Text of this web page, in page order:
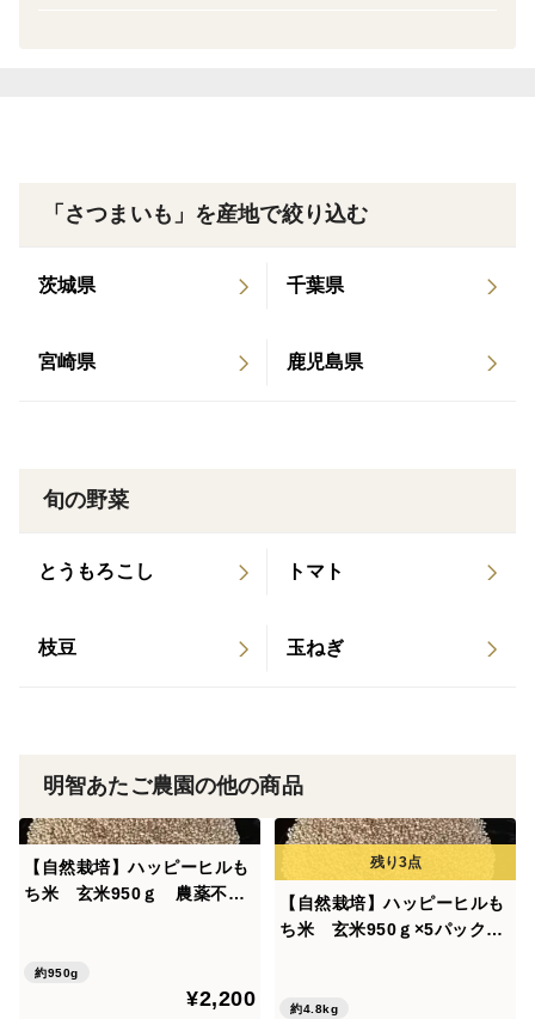
イモサイズ等：S、M、L、LL、３L、４Lのmix
各サイズの大きさ（重さ）は、以下の通りです。
※製品に含まれるイモの大半は、M～LLサイズです。
できません。
保存方法：
ませんので、ご購入後はお早めにご賞味ください。）
産地の特徴：岐阜県恵那市明智町
当園の位置する岐阜東農地方は年間を通じて昼夜の寒暖
差が大きく、その自然環境の厳しさの中でより美味しい
お米・野菜が育ちます。
「さつまいも」を産地で絞り込む
茨城県 千葉県
宮崎県 鹿児島県
旬の野菜
とうもろこし トマト
枝豆 玉ねぎ
明智あたご農園の他の商品
【自然栽培】ハッピーヒルも
ち米 玄米950ｇ 農薬不使
送】
約950g
¥2,200
【自然栽培】ハッピーヒルも
ち米 玄米950ｇ×5パック
約4.8kg